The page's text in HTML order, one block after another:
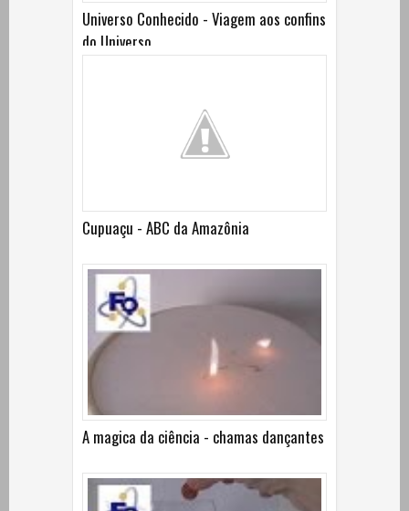
Universo Conhecido - Viagem aos confins
do Universo
Cupuaçu - ABC da Amazônia
A magica da ciência - chamas dançantes